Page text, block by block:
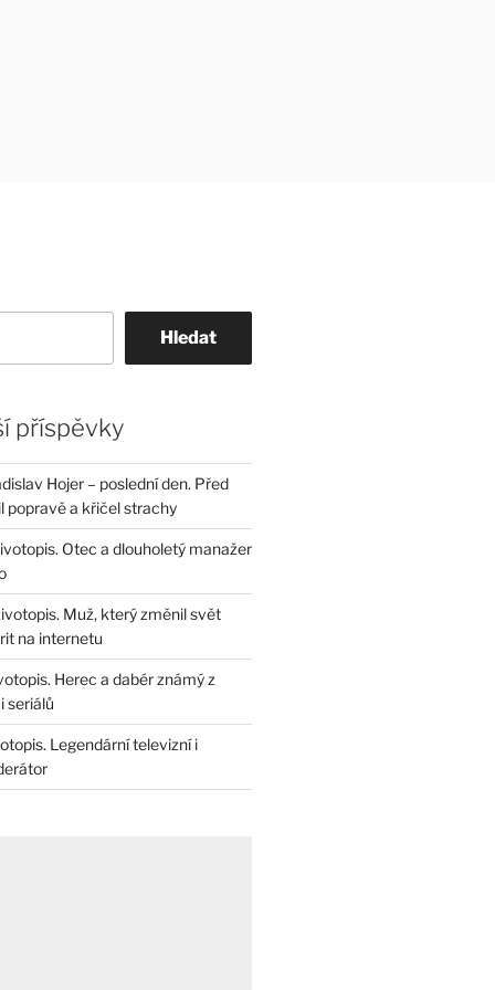
Hledat
příspěvky
Hojer – poslední den. Před
popravě a křičel strachy
Otec a dlouholetý manažer
Muž, který změnil svět
na internetu
Herec a dabér známý z
seriálů
Legendární televizní i